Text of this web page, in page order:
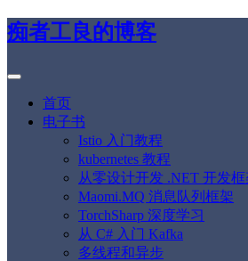
痴者工良的博客
首页
电子书
Istio 入门教程
kubernetes 教程
从零设计开发 .NET 开发框
Maomi.MQ 消息队列框架
TorchSharp 深度学习
从 C# 入门 Kafka
多线程和异步